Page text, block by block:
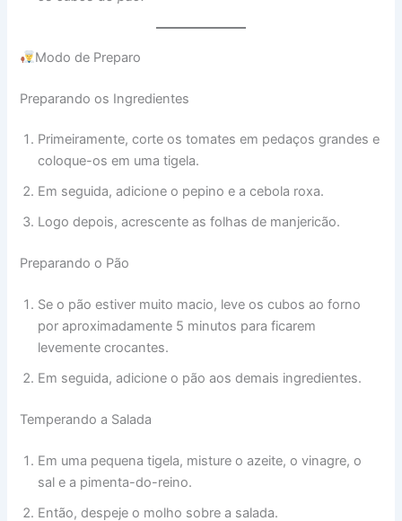
Modo de Preparo
Preparando os Ingredientes
Primeiramente, corte os tomates em pedaços grandes e
coloque-os em uma tigela.
Em seguida, adicione o pepino e a cebola roxa.
Logo depois, acrescente as folhas de manjericão.
Preparando o Pão
Se o pão estiver muito macio, leve os cubos ao forno
por aproximadamente 5 minutos para ficarem
levemente crocantes.
Em seguida, adicione o pão aos demais ingredientes.
Temperando a Salada
Em uma pequena tigela, misture o azeite, o vinagre, o
sal e a pimenta-do-reino.
Então, despeje o molho sobre a salada.